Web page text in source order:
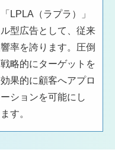
LPLA（ラプラ）」
型広告として、従来
率を誇ります。圧倒
略的にターゲットを
果的に顧客へアプロ
ションを可能にし
す。